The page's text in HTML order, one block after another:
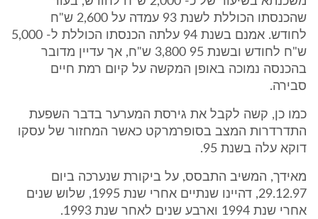
שהכנסתו הכוללת לשנת 93 עמדה על 2,600 ש"ח
לחודש. אמנם בשנת 94 עלתה הכנסתו הכוללת ל- 5,000
ש"ח לחודש ובשנת 95 3,800 ש"ח, אך עדיין מדובר
בהכנסה נמוכה באופן המקשה על קיום רמת חיים
סבירה.
כמו כן, קשה לקבל את גירסת המערער בדבר השפעת
התדרדרות המצב בסופרמרקט כאשר המחזור של עסקו
דוקא עלה בשנת 95.
מאידך, המשיב התבסס, על ביקורת שנערכה ביום
29.12.97, דהיינו שנתיים אחרי שנת 1995, שלוש שנים
אחרי שנת 1994 וארבע שנים לאחר שנת 1993.